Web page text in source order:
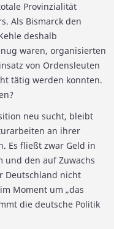
Provinzialität
Als Bismarck den
deshalb
waren, organisierten
von Ordensleuten
tätig werden konnten.
neu sucht, bleibt
an ihrer
Es fließt zwar Geld in
und den auf Zuwachs
Deutschland nicht
Moment um „das
die deutsche Politik